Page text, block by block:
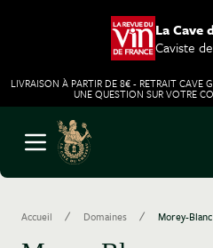
La Cave
Caviste
LIVRAISON À PARTIR DE 8€ - RETRAIT CAVE
UNE QUESTION SUR VOTRE
Aller au contenu
Ouvrir le menu
Accueil / Domaines / Morey-Blanc